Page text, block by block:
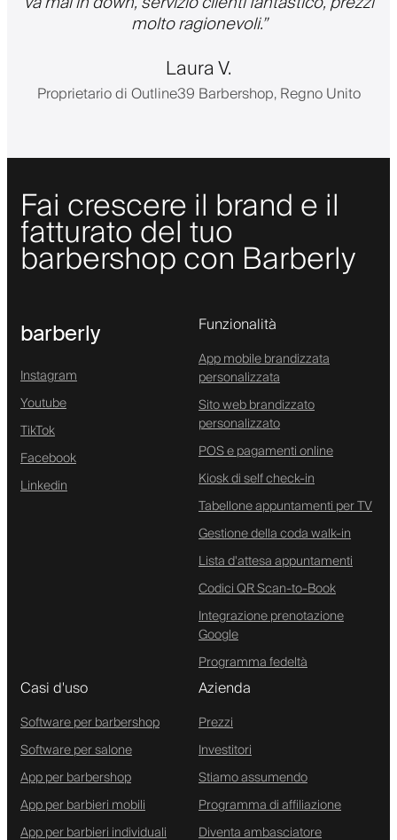
molto ragionevoli.”
Laura V.
Proprietario di Outline39 Barbershop, Regno Unito
Fai crescere il brand e il
fatturato del tuo
barbershop con Barberly
barberly
Instagram
Youtube
TikTok
Facebook
Linkedin
Funzionalità
App mobile brandizzata
personalizzata
Sito web brandizzato
personalizzato
POS e pagamenti online
Kiosk di self check-in
Tabellone appuntamenti per TV
Gestione della coda walk-in
Lista d'attesa appuntamenti
Codici QR Scan-to-Book
Integrazione prenotazione
Google
Programma fedeltà
Casi d'uso
Software per barbershop
Software per salone
App per barbershop
App per barbieri mobili
App per barbieri individuali
Azienda
Prezzi
Investitori
Stiamo assumendo
Programma di affiliazione
Diventa ambasciatore